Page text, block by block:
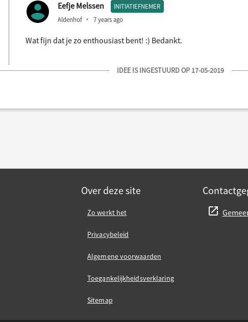
Eefje Melssen INITIATIEFNEMER
Aldenhof 7 years ago
Wat fijn dat je zo enthousiast bent! :) Bedankt.
IDEE IS INGESTUURD OP 17-05-2019
Over deze site
Zo werkt het
Privacybeleid
Algemene voorwaarden
Toegankelijkheidsverklaring
Sitemap